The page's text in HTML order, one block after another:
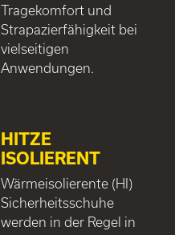
Tragekomfort und
Strapazierfähigkeit bei
vielseitigen
Anwendungen.
HITZE
ISOLIERENT
Wärmeisolierente (HI)
Sicherheitsschuhe
werden in der Regel in